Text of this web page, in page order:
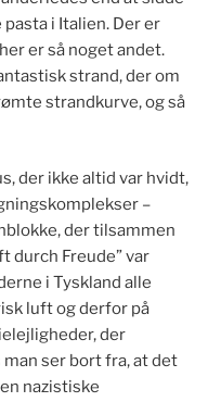
i Italien. Der er
er så noget andet.
strand, der om
strandkurve, og så
der ikke altid var hvidt,
–
der tilsammen
durch Freude” var
i Tyskland alle
luft og derfor på
der
ser bort fra, at det
nazistiske